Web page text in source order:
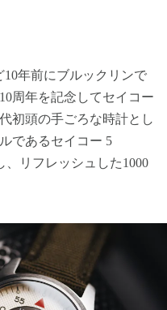
10年前にブルックリンで
周年を記念してセイコー
初頭の手ごろな時計とし
であるセイコー 5
、リフレッシュした1000